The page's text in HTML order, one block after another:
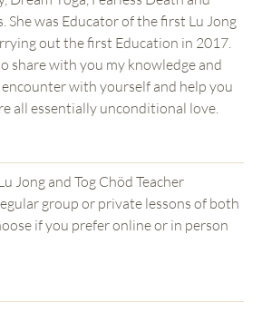
She was Educator of the first Lu Jong
out the first Education in 2017.
share with you my knowledge and
encounter with yourself and help you
all essentially unconditional love.
Jong and Tog Chöd Teacher
group or private lessons of both
if you prefer online or in person